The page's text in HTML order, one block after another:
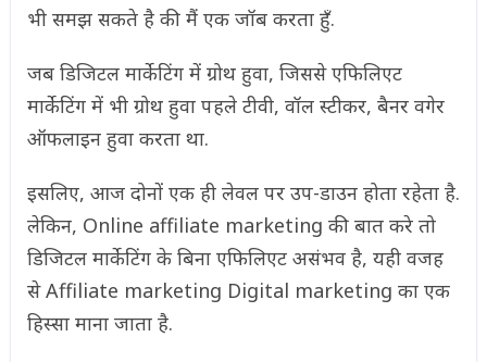
भी समझ सकते है की मैं एक जॉब करता हुँ.
जब डिजिटल मार्केटिंग में ग्रोथ हुवा, जिससे एफिलिएट
मार्केटिंग में भी ग्रोथ हुवा पहले टीवी, वॉल स्टीकर, बैनर वगेर
ऑफलाइन हुवा करता था.
इसलिए, आज दोनों एक ही लेवल पर उप-डाउन होता रहेता है.
लेकिन, Online affiliate marketing की बात करे तो
डिजिटल मार्केटिंग के बिना एफिलिएट असंभव है, यही वजह
से Affiliate marketing Digital marketing का एक
हिस्सा माना जाता है.